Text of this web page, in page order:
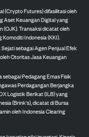
(Crypto Futures) difasilitasi oleh
Aset Keuangan Digital yang
(OJK). Transaksi dicatat oleh
Komoditi Indonesia (KKI).
sebagai Agen Penjual Efek
Otoritas Jasa Keuangan
sebagai Pedagang Emas Fisik
Perdagangan Berjangka
Logistik Berikat (ILB) yang
(Brink's), dicatat di Bursa
oleh Indonesia Clearing